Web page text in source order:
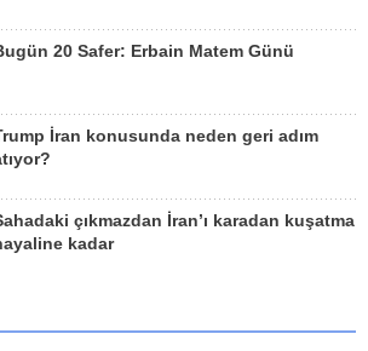
20 Safer: Erbain Matem Günü
İran konusunda neden geri adım
çıkmazdan İran’ı karadan kuşatma
kadar